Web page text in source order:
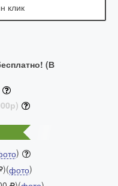
клик
(В
)
)(фото)